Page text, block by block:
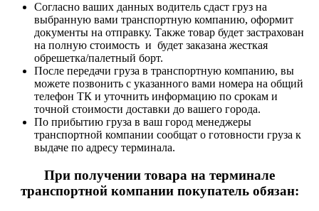
Согласно ваших данных водитель сдаст груз на
выбранную вами транспортную компанию, оформит
документы на отправку. Также товар будет застрахован
на полную стоимость и будет заказана жесткая
обрешетка/палетный борт.
После передачи груза в транспортную компанию, вы
можете позвонить с указанного вами номера на общий
телефон ТК и уточнить информацию по срокам и
точной стоимости доставки до вашего города.
По прибытию груза в ваш город менеджеры
транспортной компании сообщат о готовности груза к
выдаче по адресу терминала.
При получении товара на терминале
транспортной компании покупатель обязан: